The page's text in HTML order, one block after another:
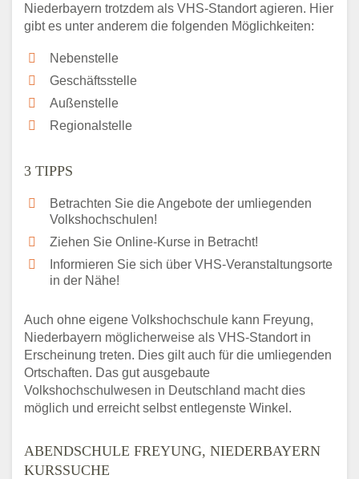
Niederbayern trotzdem als VHS-Standort agieren. Hier
gibt es unter anderem die folgenden Möglichkeiten:
Nebenstelle
Geschäftsstelle
Außenstelle
Regionalstelle
3 TIPPS
Betrachten Sie die Angebote der umliegenden
Volkshochschulen!
Ziehen Sie Online-Kurse in Betracht!
Informieren Sie sich über VHS-Veranstaltungsorte
in der Nähe!
Auch ohne eigene Volkshochschule kann Freyung,
Niederbayern möglicherweise als VHS-Standort in
Erscheinung treten. Dies gilt auch für die umliegenden
Ortschaften. Das gut ausgebaute
Volkshochschulwesen in Deutschland macht dies
möglich und erreicht selbst entlegenste Winkel.
ABENDSCHULE FREYUNG, NIEDERBAYERN
KURSSUCHE